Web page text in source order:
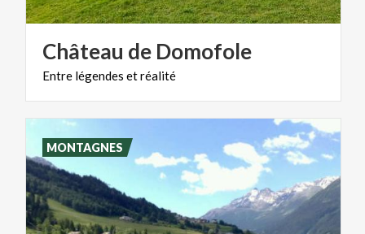
Château de Domofole
Entre légendes etréalité
MONTAGNES